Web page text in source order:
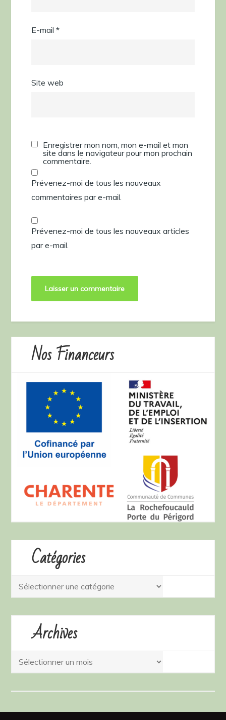
E-mail*
Site web
Enregistrer mon nom, mon e-mail et mon
site dans le navigateur pour mon prochain
commentaire.
Prévenez-moi de tous les nouveaux
commentaires par e-mail.
Prévenez-moi de tous les nouveaux articles
par e-mail.
Nos Financeurs
Catégories
Catégories
Archives
Archives